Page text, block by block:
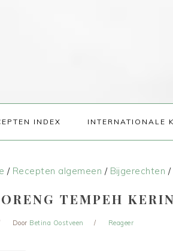
INDEX INTERNATIONALE
/ Recepten algemeen / Bijgerechten /
TEMPEH
Door Betina Oostveen Reageer